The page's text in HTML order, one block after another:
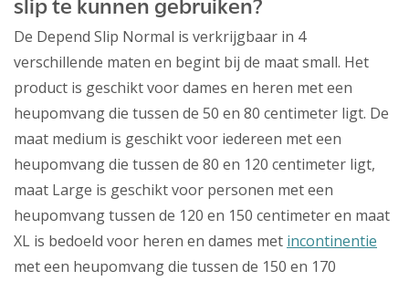
slip te kunnen gebruiken?
De Depend Slip Normal is verkrijgbaar in 4
verschillende maten en begint bij de maat small. Het
product is geschikt voor dames en heren met een
heupomvang die tussen de 50 en 80 centimeter ligt. De
maat medium is geschikt voor iedereen met een
heupomvang die tussen de 80 en 120 centimeter ligt,
maat Large is geschikt voor personen met een
heupomvang tussen de 120 en 150 centimeter en maat
XL is bedoeld voor heren en dames met incontinentie
met een heupomvang die tussen de 150 en 170